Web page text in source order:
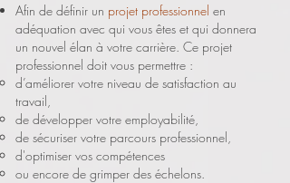
Afin de définir un projet professionnel en
adéquation avec qui vous êtes et qui donnera
un nouvel élan à votre carrière. Ce projet
professionnel doit vous permettre :
d’améliorer votre niveau de satisfaction au
travail,
de développer votre employabilité,
de sécuriser votre parcours professionnel,
d'optimiser vos compétences
ou encore de grimper des échelons.